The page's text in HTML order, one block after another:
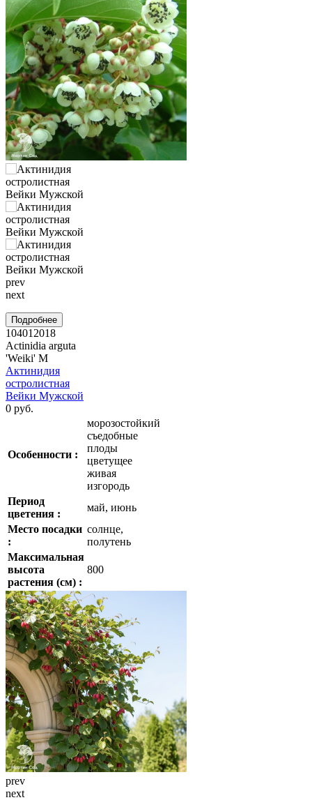
prev
next
Подробнее
104012018
Actinidia arguta
'Weiki' M
Актинидия
остролистная
Вейки Мужской
0 руб.
Особенности :
морозостойкий
съедобные
плоды
цветущее
живая
изгородь
Период
цветения :
май, июнь
Место посадки
:
солнце,
полутень
Максимальная
высота
растения (см) :
800
prev
next